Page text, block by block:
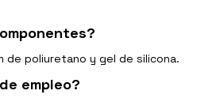
de poliuretano y gel de silicona.
empleo?